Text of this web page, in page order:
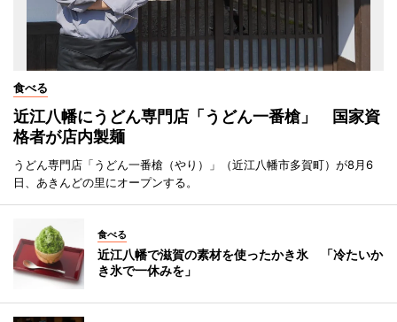
食べる
近江八幡にうどん専門店「うどん一番槍」 国家資
格者が店内製麺
うどん専門店「うどん一番槍（やり）」（近江八幡市多賀町）が8月6
日、あきんどの里にオープンする。
食べる
近江八幡で滋賀の素材を使ったかき氷 「冷たいか
き氷で一休みを」